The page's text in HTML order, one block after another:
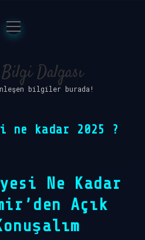
Politikası
Uyarı
menüyü
aç
Dalgası
bilgiler burada!
ne kadar 2025 ?
Ne Kadar
Açık